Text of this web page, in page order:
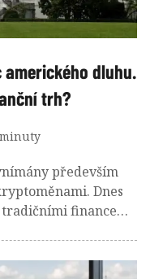
dluhu.
trh?
především
Dnes
financemi.
Treasury